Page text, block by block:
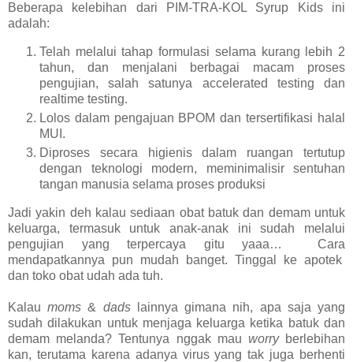
Beberapa kelebihan dari PIM-TRA-KOL Syrup Kids ini
adalah:
Telah melalui tahap formulasi selama kurang lebih 2
tahun, dan menjalani berbagai macam proses
pengujian, salah satunya accelerated testing dan
realtime testing.
Lolos dalam pengajuan BPOM dan tersertifikasi halal
MUI.
Diproses secara higienis dalam ruangan tertutup
dengan teknologi modern, meminimalisir sentuhan
tangan manusia selama proses produksi
Jadi yakin deh kalau sediaan obat batuk dan demam untuk
keluarga, termasuk untuk anak-anak ini sudah melalui
pengujian yang terpercaya gitu yaaa… Cara
mendapatkannya pun mudah banget. Tinggal ke apotek
dan toko obat udah ada tuh.
Kalaumoms & dadslainnya gimana nih, apa saja yang
sudah dilakukan untuk menjaga keluarga ketika batuk dan
demam melanda? Tentunya nggak mau worryberlebihan
kan, terutama karena adanya virus yang tak juga berhenti